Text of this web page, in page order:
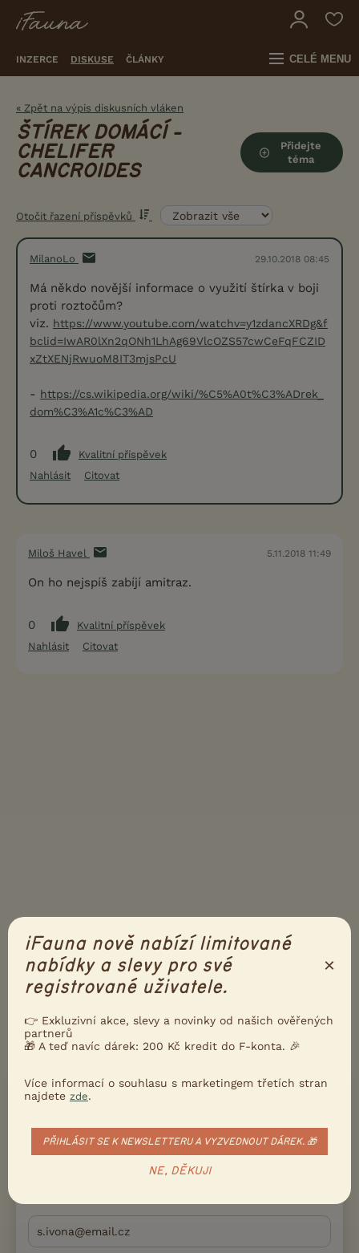
INZERCE DISKUSE ČLÁNKY CELÉ MENU
« Zpět na výpis diskusních vláken
ŠTÍREK DOMÁCÍ -
CHELIFER
CANCROIDES
Přidejte
téma
Otočit řazení příspěvků
MilanoLo 29.10.2018 08:45
Má někdo novější informace o využití štírka v boji
proti roztočům?
viz. https://www.youtube.com/watchv=y1zdancXRDg&f
bclid=IwAR0lXn2qONh1LhAg69VlcOZS57cwCeFqFCZID
xZtXENjRwuoM8IT3mjsPcU
- https://cs.wikipedia.org/wiki/%C5%A0t%C3%ADrek_
dom%C3%A1c%C3%AD
0
Kvalitní příspěvek
Nahlásit
Citovat
Miloš Havel 5.11.2018 11:49
On ho nejspíš zabíjí amitraz.
0
Kvalitní příspěvek
Nahlásit
Citovat
PŘIDEJTE REAKCI
Přezdívka
iFauna nově nabízí limitované
nabídky a slevy pro své
registrované uživatele.
×
👉 Exkluzivní akce, slevy a novinky od našich ověřených
partnerů
🎁 A teď navíc dárek: 200 Kč kredit do F-konta. 🎉
Více informací o souhlasu s marketingem třetích stran
najdete zde.
PŘIHLÁSIT SE K NEWSLETTERU A VYZVEDNOUT DÁREK. 🎁
NE, DĚKUJI